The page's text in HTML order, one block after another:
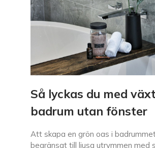
Så lyckas du med
badrum utan fönster
Att skapa en grön oas i
begränsat till ljusa utrymmen med